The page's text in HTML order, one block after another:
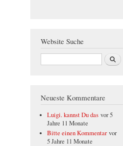
Website Suche
Suche
Neueste Kommentare
Luigi. kannst Du das vor 5
Jahre 11 Monate
Bitte einen Kommentar vor
5 Jahre 11 Monate